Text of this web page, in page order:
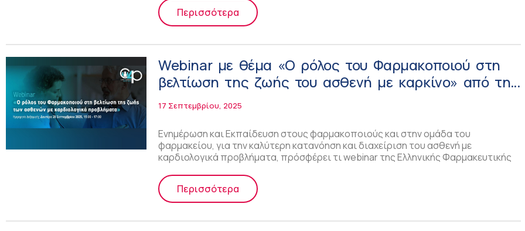
Περισσότερα
Webinar με θέμα «Ο ρόλος του Φαρμακοποιού στη
βελτίωση της ζωής του ασθενή με καρκίνο» από την
ΕΦΕ
17 Σεπτεμβρίου, 2025
Ενημέρωση και Εκπαίδευση στους φαρμακοποιούς και στην ομάδα του
φαρμακείου, για την καλύτερη κατανόηση και διαχείριση του ασθενή με
καρδιολογικά προβλήματα, πρόσφέρει τι webinar της Ελληνικής Φαρμακευτικής
Περισσότερα